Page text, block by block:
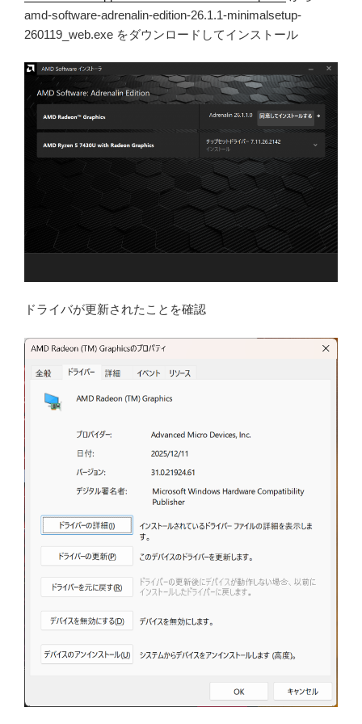
amd-software-adrenalin-edition-26.1.1-minimalsetup-
260119_web.exe をダウンロードしてインストール
ドライバが更新されたことを確認